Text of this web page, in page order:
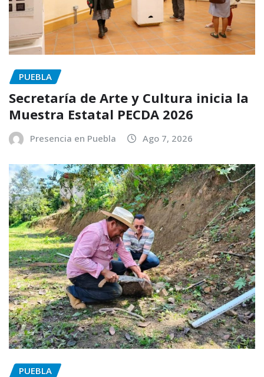
PUEBLA
Secretaría de Arte y Cultura inicia la
Muestra Estatal PECDA 2026
Presencia en Puebla Ago 7, 2026
PUEBLA